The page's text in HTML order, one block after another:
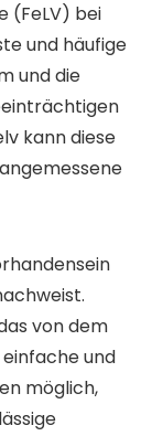
(FeLV) bei
und häufige
und die
kann diese
von dem
und
möglich,